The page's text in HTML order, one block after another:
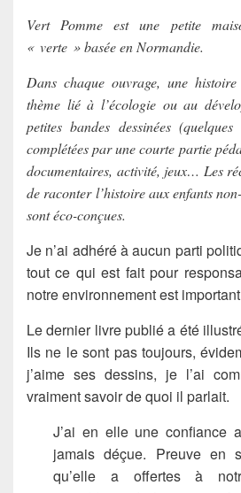
Vert Pomme est une petite
« verte » basée en Normandie.
Dans chaque ouvrage, une
thème lié à l’écologie ou au
petites bandes dessinées
complétées par une courte partie
documentaires, activité, jeux… Les
de raconter l’histoire aux enfants
sont éco-conçues.
Je n’ai adhéré à aucun parti
tout ce qui est fait pour
notre environnement est
Le dernier livre publié a été
Ils ne le sont pas toujours,
j’aime ses dessins, je l’ai
vraiment savoir de quoi il parlait.
J’ai en elle une confiance
jamais déçue. Preuve en
qu’elle a offertes à